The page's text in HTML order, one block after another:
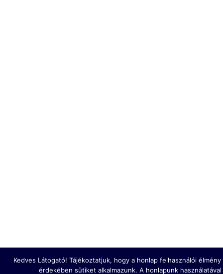
Kedves Látogató! Tájékoztatjuk, hogy a honlap felhasználói
érdekében sütiket alkalmazunk. A honlapunk használatával